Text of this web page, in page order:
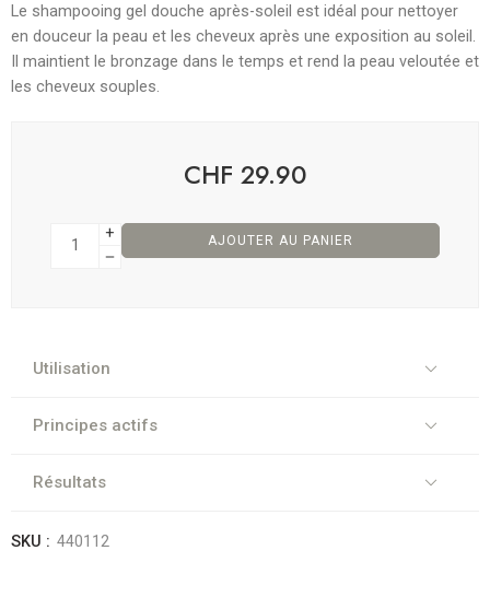
Le shampooing gel douche après-soleil est idéal pour nettoyer
en douceur la peau et les cheveux après une exposition au soleil.
Il maintient le bronzage dans le temps et rend la peau veloutée et
les cheveux souples.
CHF 29.90
AJOUTER AU PANIER
Utilisation
Principes actifs
Résultats
SKU : 440112